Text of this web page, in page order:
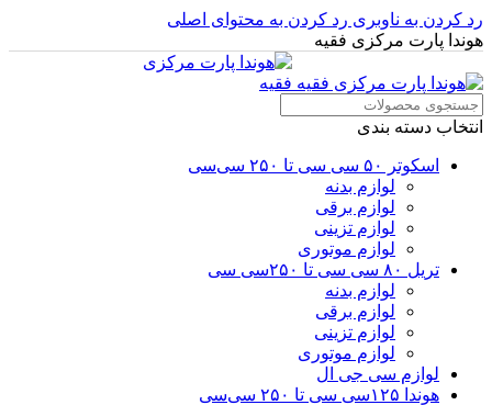
رد کردن به ناوبری رد کردن به محتوای اصلی
هوندا پارت مرکزی فقیه
انتخاب دسته بندی
اسکوتر ۵۰ سی سی تا ۲۵۰ سی‌سی
لوازم بدنه
لوازم برقی
لوازم تزینی
لوازم موتوری
تریل ۸۰ سی سی تا ۲۵۰سی سی
لوازم بدنه
لوازم برقی
لوازم تزینی
لوازم موتوری
لوازم سی جی ال
هوندا ۱۲۵سی سی تا ۲۵۰ سی‌سی